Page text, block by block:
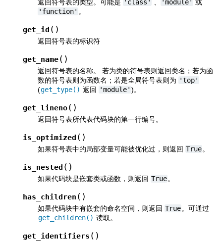
返回符号表的类型。可能是 'class' 'module' 或
'function' 。
get_id ( )
返回符号表的标识符
get_name( )
返回符号表的名称。 若为类的符号表则返回类名；若为函
数的符号表则为函数名；若是全局符号表则为 'top'
(get_type() 返回 'module' )。
get_lineno( )
返回符号表所代表代码块的第一行编号。
is_optimized ( )
如果符号表中的局部变量可能被优化过，则返回 True。
is_nested ( )
如果代码块是嵌套类或函数，则返回 True。
has_children ( )
如果代码块中有嵌套的命名空间，则返回 True。可通过
get_children() 读取。
get_identifiers ( )